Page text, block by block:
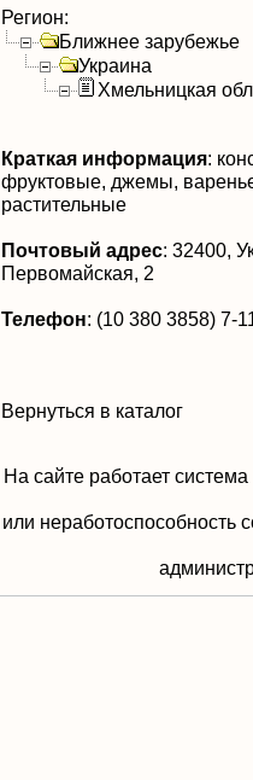
Регион:
Ближнее зарубежье
Украина
Хмельницкая
Краткая информация:
фруктовые, джемы,
растительные
Почтовый адрес: 32400,
Первомайская, 2
Телефон: (10 380 3858) 7-
Вернуться в каталог
На сайте работает
или неработоспособность